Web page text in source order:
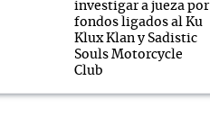
investigar a jueza por
fondos ligados al Ku
Klux Klan y Sadistic
Souls Motorcycle
Club